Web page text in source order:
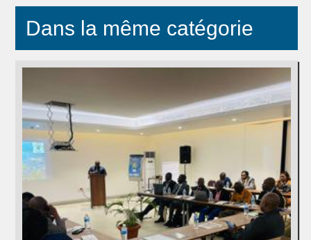
Dans la même catégorie